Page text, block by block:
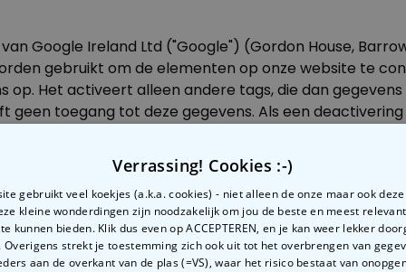
Google Ireland Ltd ("Google") (Gordon House,
gebruikt om de elementen op onze website te
op. Het activeert alleen andere tags, die dan
geen toegang tot deze gegevens. Als een
via Google Tag Manager.
gebruik van bepaalde functies voor je mogelijkte
De meeste cookies die je gebruikt worden na
staan en maken het ons mogelijk je computer bij
Verrassing! Cookies :-)
gebruikt veel koekjes (a.k.a. cookies) - niet alleen de onze maar ook
kleine wonderdingen zijn noodzakelijk om jou de beste en meest
kunnen bieden. Klik dus even op ACCEPTEREN, en je kan weer lekker
Overigens strekt je toestemming zich ook uit tot het overbrengen van
aan de overkant van de plas (=VS), waar het risico bestaat van